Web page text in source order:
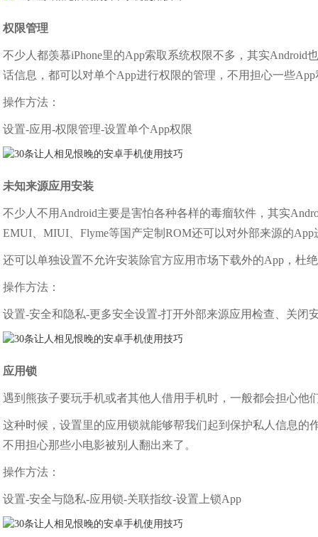
权限管理
不少人都羡慕iPhone里的App索取系统权限不多，其实
话信息，都可以对单个App进行权限的管理，不用担心一些
操作方法：
设置-应用-权限管理-设置单个App权限
未知来源应用安装
不少人不用Android主要是害怕各种各样的毒瘤软件，其实
EMUI、MIUI、Flyme等国产定制ROM还可以对外部来源的App
还可以单独设置不允许安装除官方应用市场下载外的App，杜
操作方法：
设置-安全和隐私-更多安全设置-打开外部来源应用检查、关闭
应用锁
遇到熊孩子要玩手机或者其他人借用手机时，一般都会担心他
这种时候，设置里的应用锁就能够帮我们起到保护私人信息
不用担心那些小电影被别人翻出来了。
操作方法：
设置-安全与隐私-应用锁-关联指纹-设置上锁App